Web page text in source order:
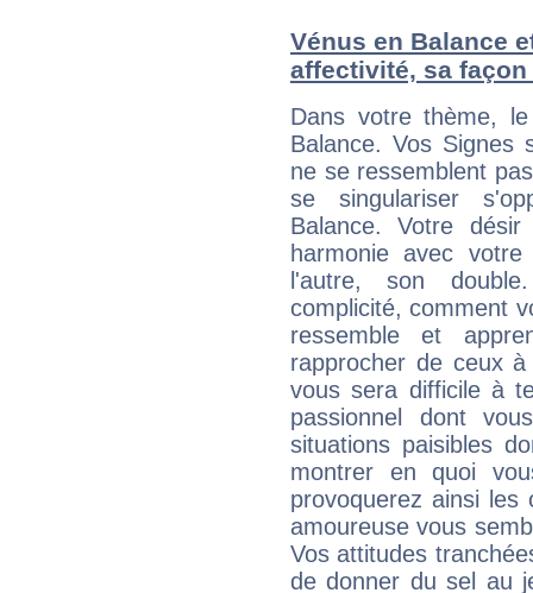
Vénus en Balance
affectivité, sa
Dans votre thème,
Balance. Vos Signes
ne se ressemblent
se singulariser
Balance. Votre
harmonie avec
l'autre, son
complicité, comment
ressemble et
rapprocher de ceux
vous sera difficile à
passionnel dont
situations paisibles
montrer en quoi
provoquerez ainsi les
amoureuse vous
Vos attitudes
de donner du sel au